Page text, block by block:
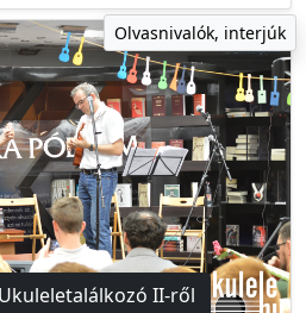
Olvasnivalók, interjúk
II-ről